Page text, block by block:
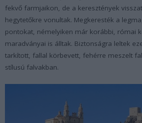
fekvő farmjaikon, de a keresztények
hegytetőkre vonultak. Megkeresték a
pontokat, némelyiken már korábbi, római
maradványai is álltak. Biztonságra leltek
tarkított, fallal körbevett, fehérre meszelt
stílusú falvakban.